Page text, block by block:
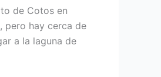
de Cotos en
pero hay cerca de
a la laguna de